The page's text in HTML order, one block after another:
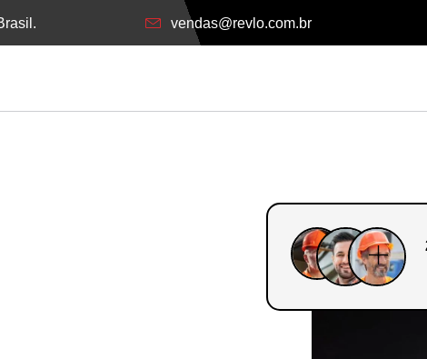
vendas@revlo.com.br